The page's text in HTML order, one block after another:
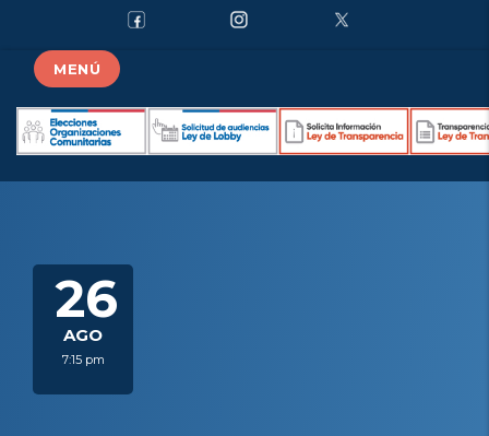
MENÚ
26
AGO
7:15 pm